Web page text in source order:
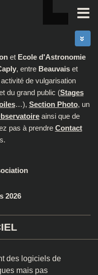
et Ecole d'Astronomie
, entre Beauvais et
de vulgarisation
du grand public (Stages
…), Section Photo, un
ainsi que de
pas à prendre Contact
2026
des logiciels de
mais pas